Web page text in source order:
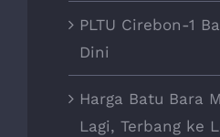
PLTU Cirebon-1
Dini
Harga Batu Bara
Lagi, Terbang ke